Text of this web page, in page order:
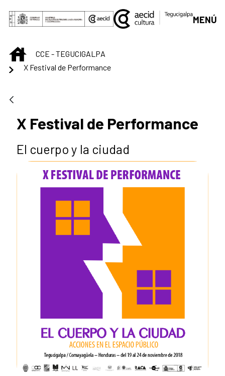
Saltar al contenido principal
MENÚ
INICIOCCE - TEGUCIGALPA
X Festival de Performance
X Festival de Performance
El cuerpo y la ciudad